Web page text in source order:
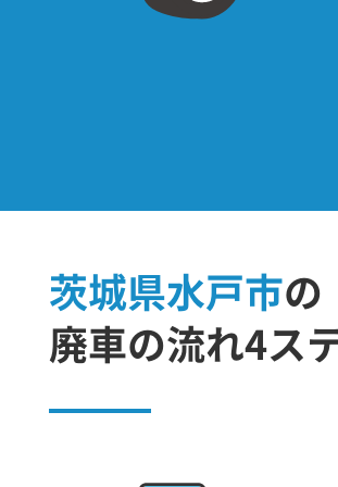
茨城県水戸市の
廃車の流れ4ス